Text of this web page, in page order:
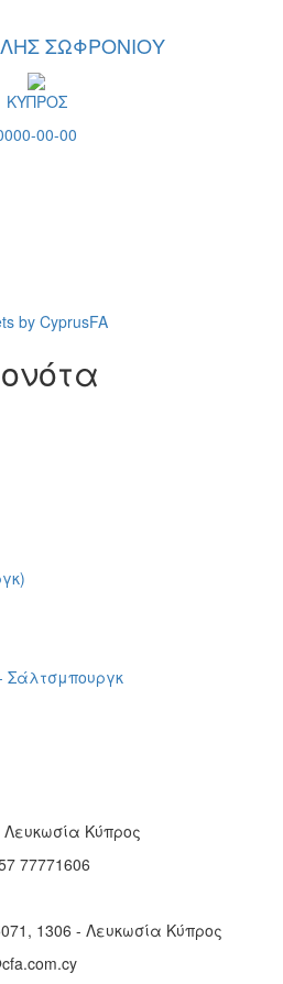
ΣΩΦΡΟΝΙΟΥ
ΚΥΠΡΟΣ
00-00
by CyprusFA
Σάλτσμπουργκ
Κύπρος
77771606
1306 - Λευκωσία Κύπρος